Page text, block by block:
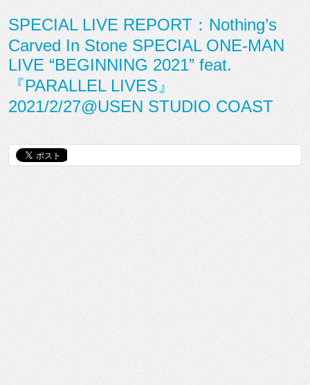
SPECIAL LIVE REPORT：Nothing’s
Carved In Stone SPECIAL ONE-MAN
LIVE “BEGINNING 2021” feat.
『PARALLEL LIVES』
2021/2/27@USEN STUDIO COAST